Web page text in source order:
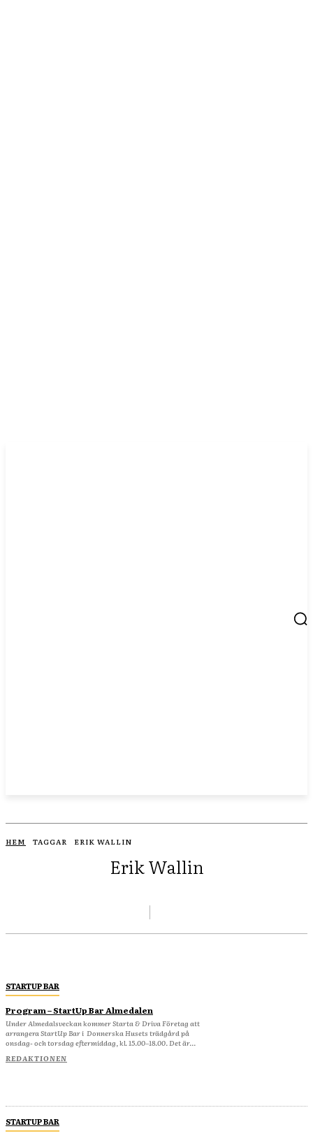
HEM TAGGAR ERIK WALLIN
Erik Wallin
STARTUP BAR
Program – StartUp Bar Almedalen
Under Almedalsveckan kommer Starta & Driva Företag att
arrangera StartUp Bar i Donnerska Husets trädgård på
onsdag- och torsdag eftermiddag, kl. 15.00–18.00. Det är...
REDAKTIONEN
STARTUP BAR